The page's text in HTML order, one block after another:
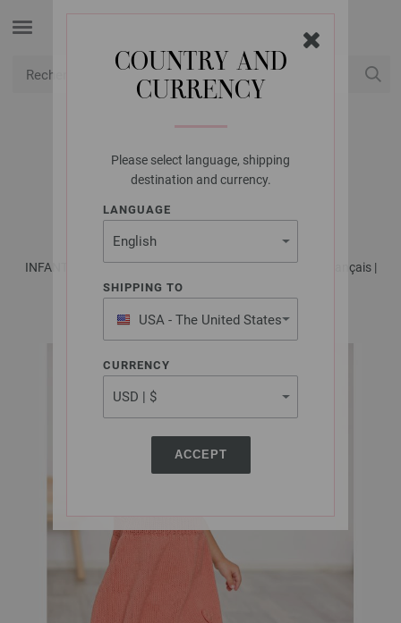
COUNTRY AND
CURRENCY
Please select language, shipping
destination and currency.
LANGUAGE
SHIPPING TO
USA - The United States
of America
CURRENCY
ACCEPT
LANA GROSSA
ROBE ELASTICO
INFANTI No. 19 - Magazine allemand + explications en français |
Modèle 32